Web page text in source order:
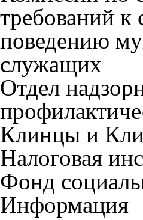
требований
поведению
служащих
Отдел
Клинцы и
Налоговая
Фонд
Информация